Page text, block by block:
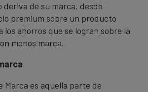
deriva de su marca, desde
premium sobre un producto
los ahorros que se logran sobre la
menos marca.
Marca es aquella parte de